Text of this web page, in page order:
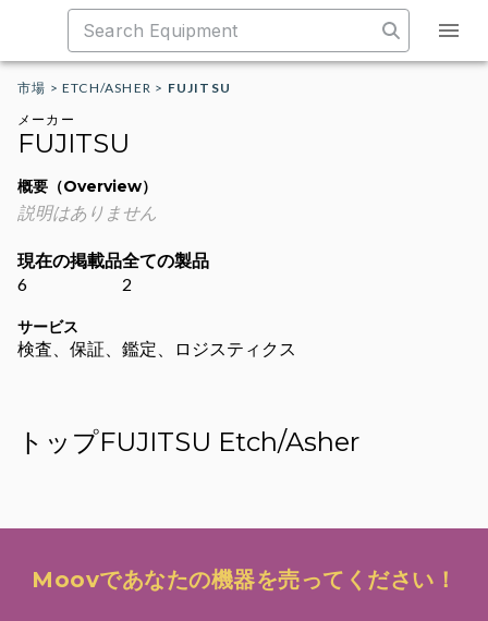
市場 >ETCH/ASHER > FUJITSU
メーカー
FUJITSU
概要（Overview）
説明はありません
現在の掲載品
6
全ての製品
2
サービス
検査、保証、鑑定、ロジスティクス
トップFUJITSU Etch/Asher
Moovであなたの機器を売ってください！